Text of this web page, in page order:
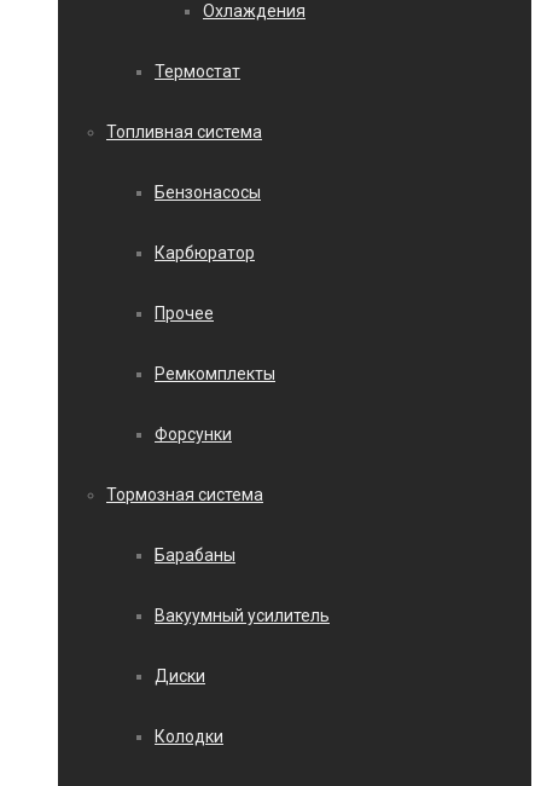
Охлаждения
Термостат
Топливная система
Бензонасосы
Карбюратор
Прочее
Ремкомплекты
Форсунки
Тормозная система
Барабаны
Вакуумный усилитель
Диски
Колодки